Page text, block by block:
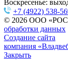
Воскресенье:
+7 (4922) 538-
© 2026 ООО
обработки данных
Создание сайта
компания
Закрыть